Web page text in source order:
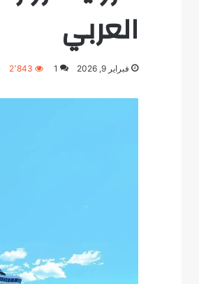
العربي
فبراير 9, 2026 1 2٬843